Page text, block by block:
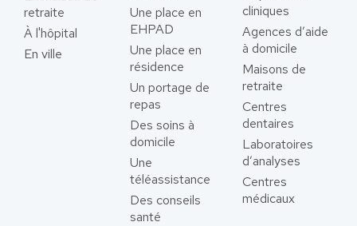
retraite
À l'hôpital
En ville
Une place en
EHPAD
Une place en
résidence
Un portage de
repas
Des soins à
domicile
Une
téléassistance
Des conseils
santé
cliniques
Agences d’aide
à domicile
Maisons de
retraite
Centres
dentaires
Laboratoires
d’analyses
Centres
médicaux